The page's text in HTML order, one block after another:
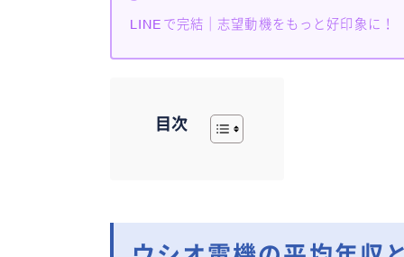
LINEで完結｜志望動機をもっと好印象に！
目次